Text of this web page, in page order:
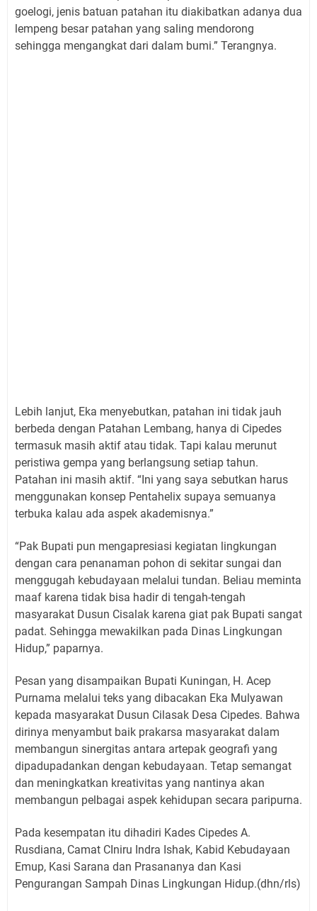
goelogi, jenis batuan patahan itu diakibatkan adanya dua
lempeng besar patahan yang saling mendorong
sehingga mengangkat dari dalam bumi.” Terangnya.
Lebih lanjut, Eka menyebutkan, patahan ini tidak jauh
berbeda dengan Patahan Lembang, hanya di Cipedes
termasuk masih aktif atau tidak. Tapi kalau merunut
peristiwa gempa yang berlangsung setiap tahun.
Patahan ini masih aktif. “Ini yang saya sebutkan harus
menggunakan konsep Pentahelix supaya semuanya
terbuka kalau ada aspek akademisnya.”
“Pak Bupati pun mengapresiasi kegiatan lingkungan
dengan cara penanaman pohon di sekitar sungai dan
menggugah kebudayaan melalui tundan. Beliau meminta
maaf karena tidak bisa hadir di tengah-tengah
masyarakat Dusun Cisalak karena giat pak Bupati sangat
padat. Sehingga mewakilkan pada Dinas Lingkungan
Hidup,” paparnya.
Pesan yang disampaikan Bupati Kuningan, H. Acep
Purnama melalui teks yang dibacakan Eka Mulyawan
kepada masyarakat Dusun Cilasak Desa Cipedes. Bahwa
dirinya menyambut baik prakarsa masyarakat dalam
membangun sinergitas antara artepak geografi yang
dipadupadankan dengan kebudayaan. Tetap semangat
dan meningkatkan kreativitas yang nantinya akan
membangun pelbagai aspek kehidupan secara paripurna.
Pada kesempatan itu dihadiri Kades Cipedes A.
Rusdiana, Camat CIniru Indra Ishak, Kabid Kebudayaan
Emup, Kasi Sarana dan Prasananya dan Kasi
Pengurangan Sampah Dinas Lingkungan Hidup.(dhn/rls)